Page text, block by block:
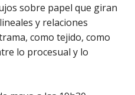
sobre papel que giran
y relaciones
como tejido, como
lo procesual y lo